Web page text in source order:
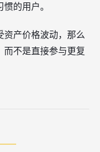
的用户。
资产价格波动，那么
而不是直接参与更复